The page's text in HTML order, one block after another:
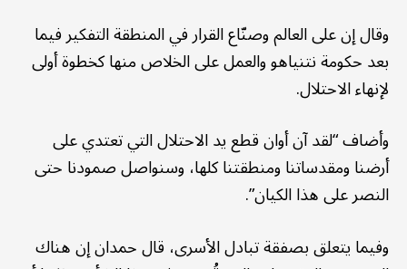
وقال إن على العالم وصنّاع القرار في المنطقة التفكير فيما
بعد حكومة نتنياهو والعمل على الخلاص منها كخطوة أولى
لإنهاء الاحتلال.
وأضاف “لقد آن أوان قطع يد الاحتلال التي تعتدي على
أرضنا ومقدساتنا ومنطقتنا كلها، وسنواصل صمودنا حتى
النصر على هذا الكيان”.
وفيما يتعلق بصفقة تبادل الأسرى، قال حمدان إن هناك